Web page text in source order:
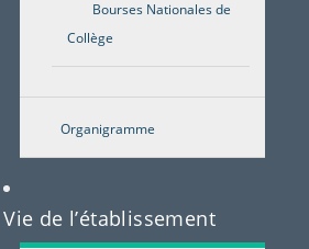
Bourses Nationales de
Collège
Organigramme
Vie de l’établissement